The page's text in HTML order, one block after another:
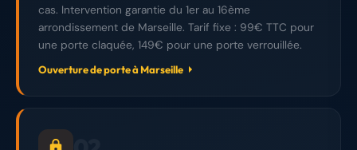
cas. Intervention garantie du 1er au 16ème
arrondissement de Marseille. Tarif fixe : 99€ TTC pour
une porte claquée, 149€ pour une porte verrouillée.
Ouverture de porte à Marseille